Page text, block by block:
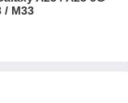
/ M33